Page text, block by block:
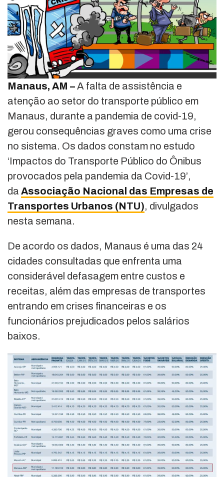
Manaus, AM –A falta de assistência e
atenção ao setor do transporte público em
Manaus, durante a pandemia de covid-19,
gerou consequências graves como uma crise
no sistema. Os dados constam no estudo
‘Impactos do Transporte Público do Ônibus
provocados pela pandemia da Covid-19’,
da Associação Nacional das Empresas de
Transportes Urbanos (NTU), divulgados
nesta semana.
De acordo os dados, Manaus é uma das 24
cidades consultadas que enfrenta uma
considerável defasagem entre custos e
receitas, além das empresas de transportes
entrando em crises financeiras e os
funcionários prejudicados pelos salários
baixos.